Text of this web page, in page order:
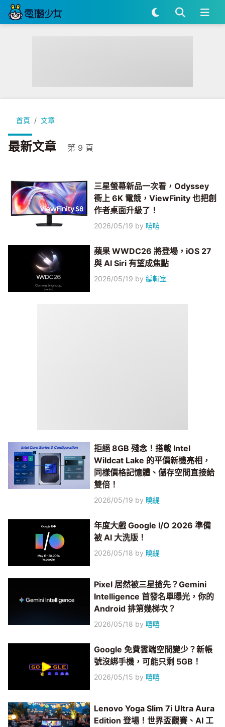
首頁 文章
最新文章 第 9 頁
三星螢幕新品一次看，Odyssey
衝上 6K 電競，ViewFinity 也把創
作者桌面升級了！
2026/05/19 by 嘻嘻
蘋果 WWDC26 將登場，iOS 27
與 AI Siri 有望成焦點
2026/05/19 by編輯室
拒絕 8GB 殘念！搭載 Intel
Wildcat Lake 的平價新機亮相，
同樣價格記憶體、儲存空間直接給
雙倍！
2026/05/19 by 曉緹
年度大戲 Google I/O 2026 準備
被 AI 大洗版！
2026/05/18 by 曉緹
Pixel 居然被三星搶先？Gemini
Intelligence 首發名單曝光，你的
Android 排第幾梯次？
2026/05/18 by 嘻嘻
Google 免費雲端空間變少？新帳
號沒綁手機，可能只剩 5GB！
2026/05/15 by 嘻嘻
Lenovo Yoga Slim 7i Ultra Aura
Edition 登場！世界盃觀賽、AI 工